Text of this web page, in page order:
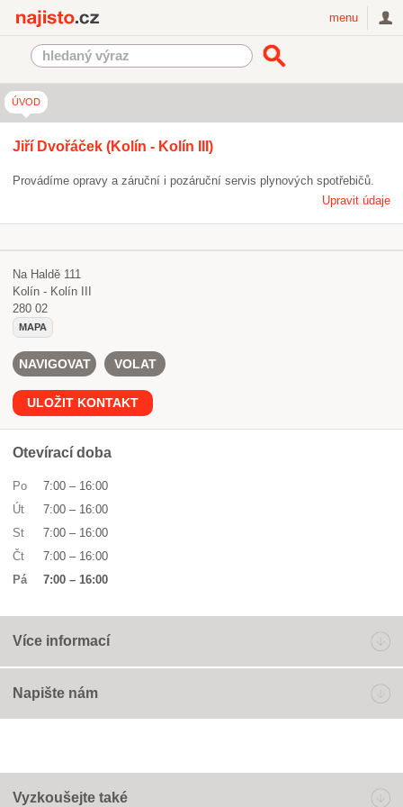
menu
ÚVOD
Jiří Dvořáček (Kolín - Kolín III)
Provádíme opravy a záruční i pozáruční servis plynových spotřebičů.
Upravit údaje
Na Haldě 111
Kolín - Kolín III
280 02
MAPA
NAVIGOVAT VOLAT
ULOŽIT KONTAKT
Otevírací doba
Po 7:00 – 16:00
Út
7:00 – 16:00
St
7:00 – 16:00
Čt
7:00 – 16:00
Pá
7:00 – 16:00
Více informací
Napište nám
Vyzkoušejte také